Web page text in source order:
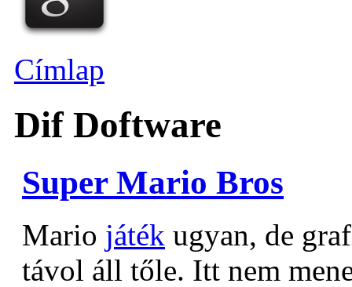
Címlap
Dif Doftware
Super Mario Bros
Mario játék ugyan, de
távol áll tőle. Itt nem